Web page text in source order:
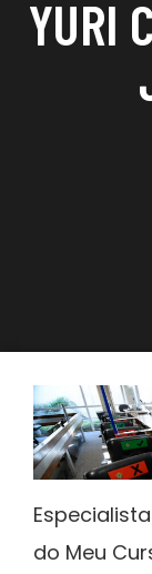
YURI
do Meu